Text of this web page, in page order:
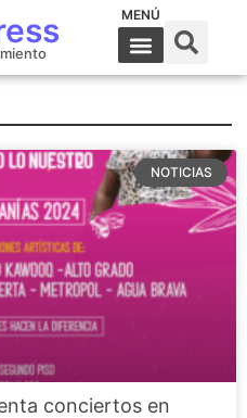
MENÚ
NOTICIAS
conciertos en